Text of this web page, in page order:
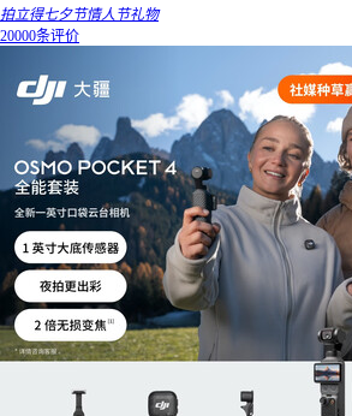
拍立得七夕节情人节礼物
20000条评价